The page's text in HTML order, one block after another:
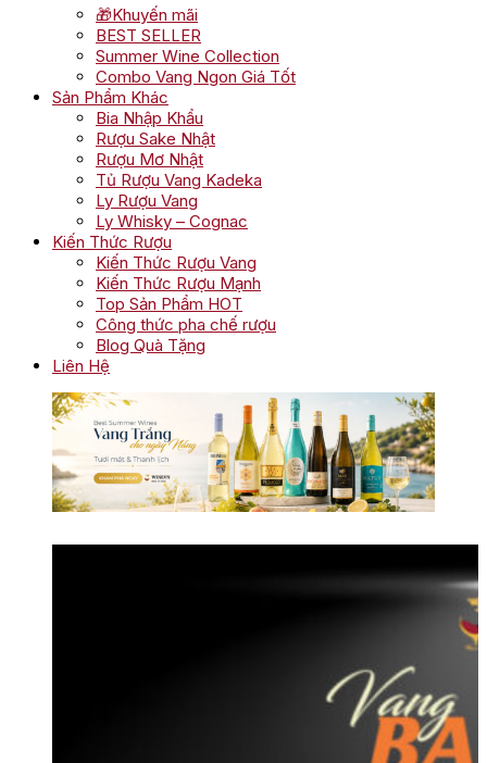
🎁Khuyến mãi
BEST SELLER
Summer Wine Collection
Combo Vang Ngon Giá Tốt
Sản Phẩm Khác
Bia Nhập Khẩu
Rượu Sake Nhật
Rượu Mơ Nhật
Tủ Rượu Vang Kadeka
Ly Rượu Vang
Ly Whisky – Cognac
Kiến Thức Rượu
Kiến Thức Rượu Vang
Kiến Thức Rượu Mạnh
Top Sản Phẩm HOT
Công thức pha chế rượu
Blog Quà Tặng
Liên Hệ